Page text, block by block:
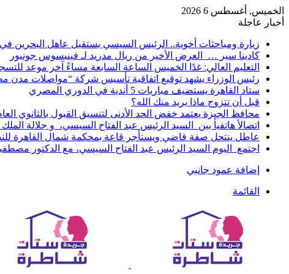
الخميس, أغسطس 6 2026
أخبار عاجلة
زيارة ومباحثات أخوية.. الرئيس السيسي يستقبل عاهل البحرين
كادينا سير … العرض الأخير من ريال مدريد لـ فينيسوس جونيور
التعليم العالي: غدًا الخميس الساعة السابعة مساءً آخر موعد
رئيس الوزراء يشهد توقيع اتفاقية تأسيس شركة “مواصلات مدن
ستاد القاهرة يستضيف مباريات 5 أندية في الدوري المصري
قبل أن تتزوج ماذا يريد منك الله؟
محافظ الجيزة يعتمد خفض الحد الأدنى لتنسيق القبول بالثانوي العام إلى
اتصالأ هاتفيأ بين السيد الرئيس عبد الفتاح السيسي، و جلالة
عاطل ينتحل صفة قاضي ويستأجر قاعة بمحكمة شمال القاهرة
اجتمع اليوم السيد الرئيس عبد الفتاح السيسي، مع الدكتور
إضافة عمود جانبي
القائمة